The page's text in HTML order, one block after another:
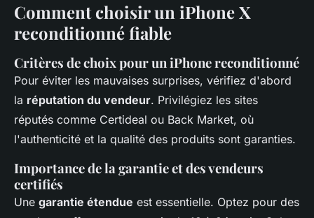
Comment choisir un iPhone X
reconditionné fiable
Critères de choix pour un iPhone reconditionné
Pour éviter les mauvaises surprises, vérifiez d'abord
la réputation du vendeur. Privilégiez les sites
réputés comme Certideal ou Back Market, où
l'authenticité et la qualité des produits sont garanties.
Importance de la garantie et des vendeurs
certifiés
Une garantie étendue est essentielle. Optez pour des